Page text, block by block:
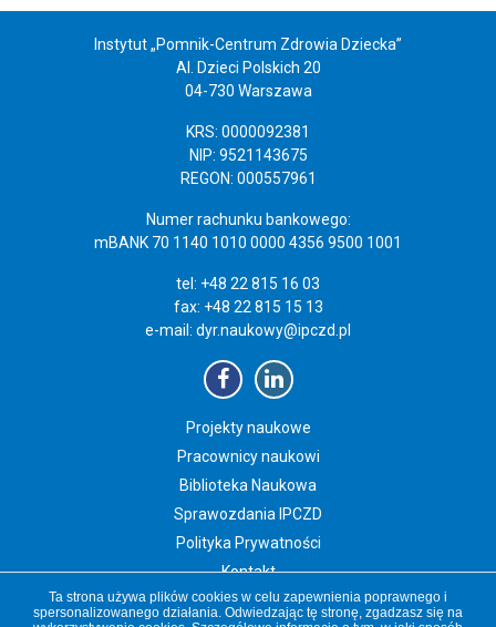
Instytut „Pomnik-Centrum Zdrowia Dziecka”
Al. Dzieci Polskich 20
04-730 Warszawa
KRS: 0000092381
NIP: 9521143675
REGON: 000557961
Numer rachunku bankowego:
mBANK 70 1140 1010 0000 4356 9500 1001
tel: +48 22 815 16 03
fax: +48 22 815 15 13
e-mail: dyr.naukowy@ipczd.pl
Projekty naukowe
Pracownicy naukowi
Biblioteka Naukowa
Sprawozdania IPCZD
Polityka Prywatności
Kontakt
Newsletter IPCZD
Ta strona używa plików cookies w celu zapewnienia poprawnego i
spersonalizowanego działania. Odwiedzając tę stronę, zgadzasz się na